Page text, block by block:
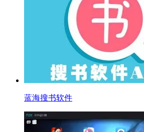
蓝海搜书软件